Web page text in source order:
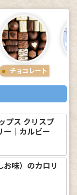
チョコレート
プス クリスプ
ー｜カルビー
お味）のカロリ